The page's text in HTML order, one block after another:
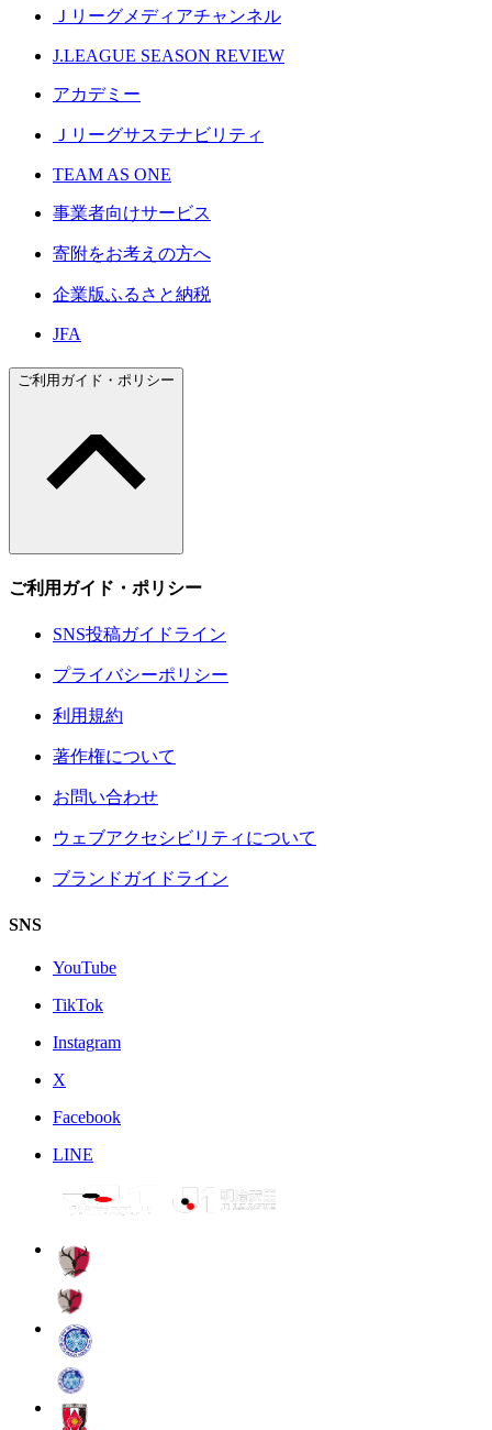
Ｊリーグメディアチャンネル
J.LEAGUE SEASON REVIEW
アカデミー
Ｊリーグサステナビリティ
TEAM AS ONE
事業者向けサービス
寄附をお考えの方へ
企業版ふるさと納税
JFA
ご利用ガイド・ポリシー
ご利用ガイド・ポリシー
SNS投稿ガイドライン
プライバシーポリシー
利用規約
著作権について
お問い合わせ
ウェブアクセシビリティについて
ブランドガイドライン
SNS
YouTube
TikTok
Instagram
X
Facebook
LINE